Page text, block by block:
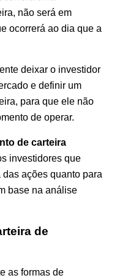
não será em
ocorrerá ao dia que a
deixar o investidor
e definir um
para que ele não
de operar.
de carteira
investidores que
ações quanto para
base na análise
de
as formas de